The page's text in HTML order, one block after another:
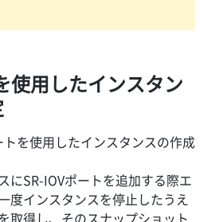
使用したインスタン
トを使用したインスタンスの作成
にSR-IOVポートを追加する際エ
度インスタンスを停止したうえ
取得し、そのスナップショット